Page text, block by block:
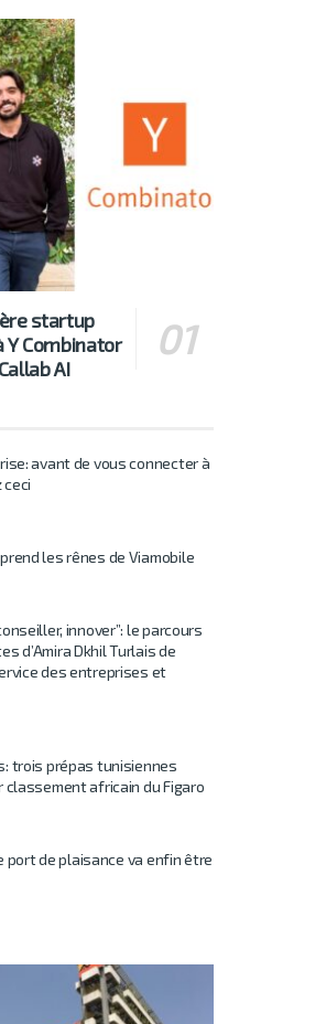
startup
Combinator
AI
avant de vous connecter à
les rênes de Viamobile
innover”: le parcours
d’Amira Dkhil Turlais de
des entreprises et
trois prépas tunisiennes
classement africain du Figaro
port de plaisance va enfin être